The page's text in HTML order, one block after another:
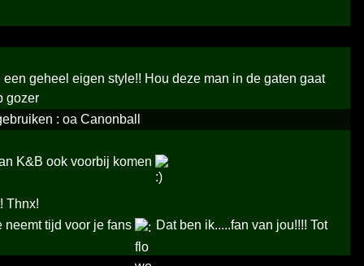
geheel eigen style!! Hou deze man in de gaten gaat
gozer
: oa Canonball
K&B ook voorbij komen
Thnx!
neemt tijd voor je fans
Dat ben ik.....fan van jou!!!! Tot